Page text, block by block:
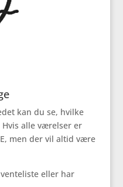
kan du se, hvilke
alle værelser er
men der vil altid være
eller har